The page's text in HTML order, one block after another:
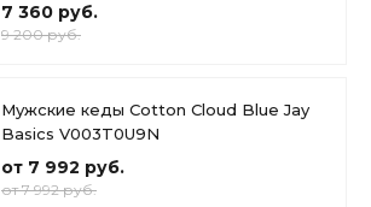
7 360 руб.
9 200 руб.
Мужские кеды Cotton Cloud Blue Jay
Basics V003T0U9N
от 7 992 руб.
от 7 992 руб.